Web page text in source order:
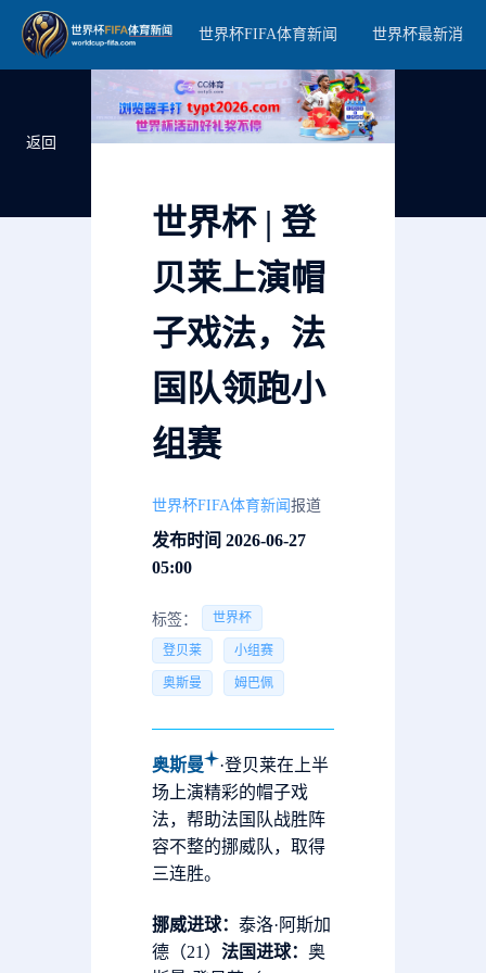
世界杯FIFA体育新闻 世界杯最新消息
返回
世界杯 | 登
贝莱上演帽
子戏法，法
国队领跑小
组赛
世界杯FIFA体育新闻 报道
发布时间 2026-06-27
05:00
标签： 世界杯
登贝莱 小组赛
奥斯曼 姆巴佩
奥斯曼
·登贝莱在上半
场上演精彩的帽子戏
法，帮助法国队战胜阵
容不整的挪威队，取得
三连胜。
挪威进球： 泰洛·阿斯加
德（21） 法国进球： 奥